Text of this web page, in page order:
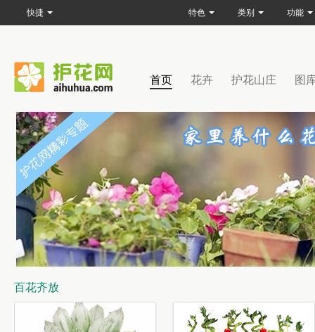
首页 花卉 护花山庄 图
百花齐放
快捷 特色 类别 功能